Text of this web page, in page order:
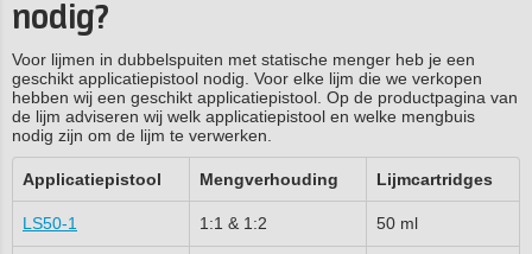
nodig?
Voor lijmen in dubbelspuiten met statische menger heb je een
geschikt applicatiepistool nodig. Voor elke lijm die we verkopen
hebben wij een geschikt applicatiepistool. Op de productpagina van
de lijm adviseren wij welk applicatiepistool en welke mengbuis
nodig zijn om de lijm te verwerken.
Applicatiepistool Mengverhouding Lijmcartridges
LS50-1 1:1 & 1:2 50 ml